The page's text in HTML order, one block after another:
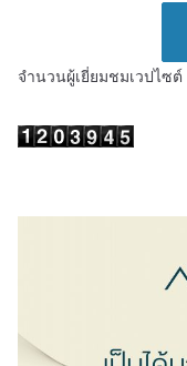
จำนวนผู้เยี่ยมชมเวปไซต์